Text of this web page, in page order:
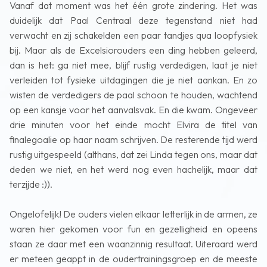
Vanaf dat moment was het één grote zindering. Het was
duidelijk dat Paal Centraal deze tegenstand niet had
verwacht en zij schakelden een paar tandjes qua loopfysiek
bij. Maar als de Excelsiorouders een ding hebben geleerd,
dan is het: ga niet mee, blijf rustig verdedigen, laat je niet
verleiden tot fysieke uitdagingen die je niet aankan. En zo
wisten de verdedigers de paal schoon te houden, wachtend
op een kansje voor het aanvalsvak. En die kwam. Ongeveer
drie minuten voor het einde mocht Elvira de titel van
finalegoalie op haar naam schrijven. De resterende tijd werd
rustig uitgespeeld (althans, dat zei Linda tegen ons, maar dat
deden we niet, en het werd nog even hachelijk, maar dat
terzijde :)).
Ongelofelijk! De ouders vielen elkaar letterlijk in de armen, ze
waren hier gekomen voor fun en gezelligheid en opeens
staan ze daar met een waanzinnig resultaat. Uiteraard werd
er meteen geappt in de oudertrainingsgroep en de meeste